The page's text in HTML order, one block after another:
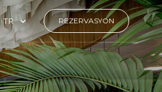
TR REZERVASYON